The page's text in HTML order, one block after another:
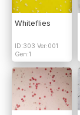
Whiteflies
ID:303 Ver:001
Gen:1